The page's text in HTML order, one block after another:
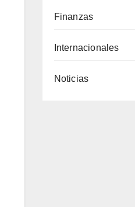
Finanzas
Internacionales
Noticias